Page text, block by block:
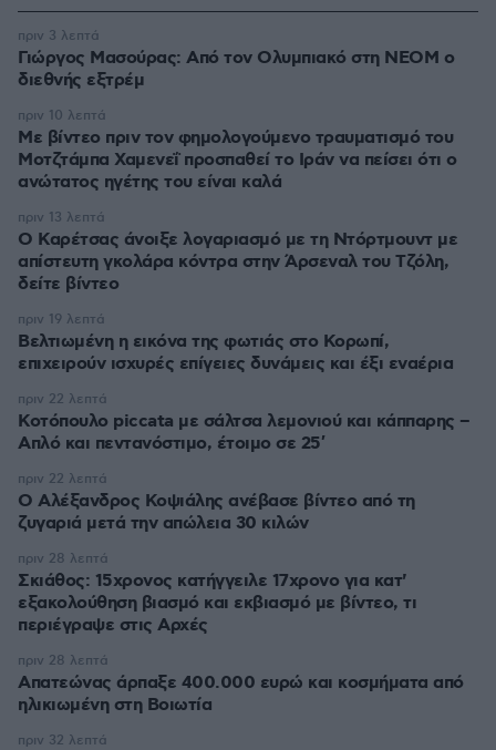
Γιώργος Μασούρας: Από τον Ολυμπιακό στη ΝΕΟΜ ο
διεθνής εξτρέμ
πριν 3 λεπτά
Με βίντεο πριν τον φημολογούμενο τραυματισμό του
Μοτζτάμπα Χαμενεΐ προσπαθεί το Ιράν να πείσει ότι ο
ανώτατος ηγέτης του είναι καλά
πριν 10 λεπτά
Ο Καρέτσας άνοιξε λογαριασμό με τη Ντόρτμουντ με
απίστευτη γκολάρα κόντρα στην Άρσεναλ του Τζόλη,
δείτε βίντεο
πριν 13 λεπτά
Βελτιωμένη η εικόνα της φωτιάς στο Κορωπί,
επιχειρούν ισχυρές επίγειες δυνάμεις και έξι εναέρια
πριν 19 λεπτά
Κοτόπουλο piccata με σάλτσα λεμονιού και κάππαρης –
Απλό και πεντανόστιμο, έτοιμο σε 25′
πριν 22 λεπτά
Ο Αλέξανδρος Κοψιάλης ανέβασε βίντεο από τη
ζυγαριά μετά την απώλεια 30 κιλών
πριν 22 λεπτά
Σκιάθος: 15χρονος κατήγγειλε 17χρονο για κατ'
εξακολούθηση βιασμό και εκβιασμό με βίντεο, τι
περιέγραψε στις Αρχές
πριν 28 λεπτά
Απατεώνας άρπαξε 400.000 ευρώ και κοσμήματα από
ηλικιωμένη στη Βοιωτία
πριν 28 λεπτά
πριν 32 λεπτά